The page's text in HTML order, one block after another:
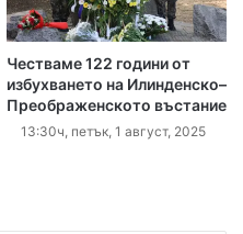
Честваме 122 години от
избухването на Илинденско–
Преображенското въстание
13:30ч, петък, 1 август, 2025